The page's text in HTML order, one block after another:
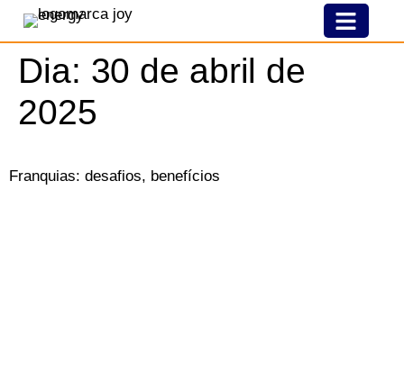
Dia: 30 de abril de
2025
Franquias: desafios, benefícios